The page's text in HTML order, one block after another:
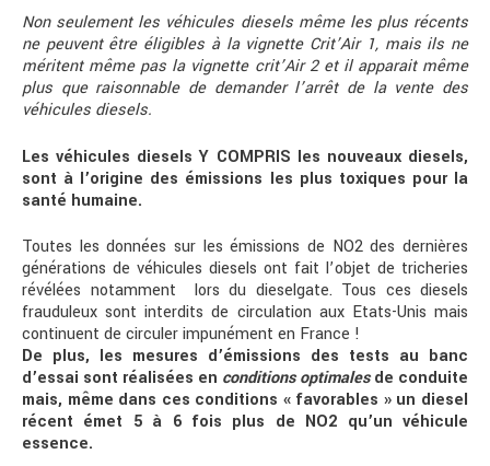
Non seulement les véhicules diesels même les plus récents
ne peuvent être éligibles à la vignette Crit’Air 1, mais ils ne
méritent même pas la vignette crit’Air 2 et il apparait même
plus que raisonnable de demander l’arrêt de la vente des
véhicules diesels.
Les véhicules diesels Y COMPRIS les nouveaux diesels,
sont à l’origine des émissions les plus toxiques pour la
santé humaine.
Toutes les données sur les émissions de NO2 des dernières
générations de véhicules diesels ont fait l’objet de tricheries
révélées notamment lors du dieselgate. Tous ces diesels
frauduleux sont interdits de circulation aux Etats-Unis mais
continuent de circuler impunément en France !
De plus, les mesures d’émissions des tests au banc
d’essai sont réalisées en conditions optimalesde conduite
mais, même dans ces conditions « favorables » un diesel
récent émet 5 à 6 fois plus de NO2 qu’un véhicule
essence.